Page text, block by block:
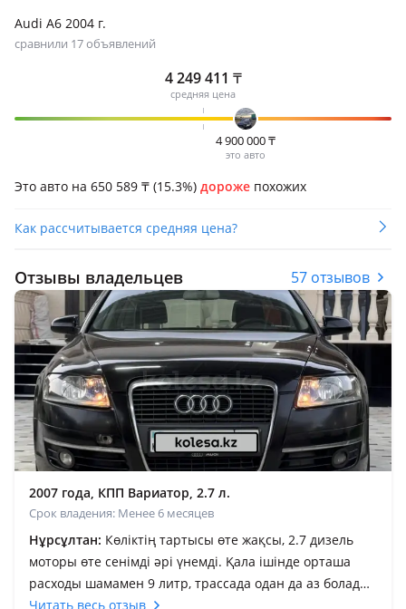
Audi A6 2004 г.
сравнили 17 объявлений
4 249 411 ₸
средняя цена
4 900 000₸
это авто
Это авто на 650 589 ₸ (15.3%) дороже похожих
Как рассчитывается средняя цена?
Отзывы владельцев 57 отзывов
2007 года, КПП Вариатор, 2.7 л.
Срок владения: Менее 6 месяцев
Нұрсұлтан: Көліктің тартысы өте жақсы, 2.7 дизель
моторы өте сенімді әрі үнемді. Қала ішінде орташа
расходы шамамен 9 литр, трассада одан да аз болады.
Өзіме қатты ұнаған көлік болды. Уақытында
Читать весь отзыв